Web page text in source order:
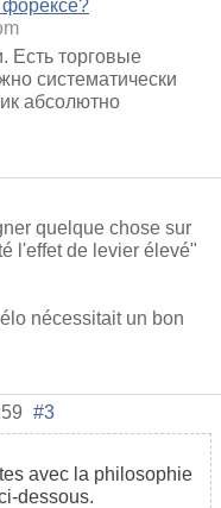
форексе?
Есть торговые
систематически
абсолютно
quelque chose sur
l'effet de levier élevé"
nécessitait un bon
#3
avec la philosophie
dessous.